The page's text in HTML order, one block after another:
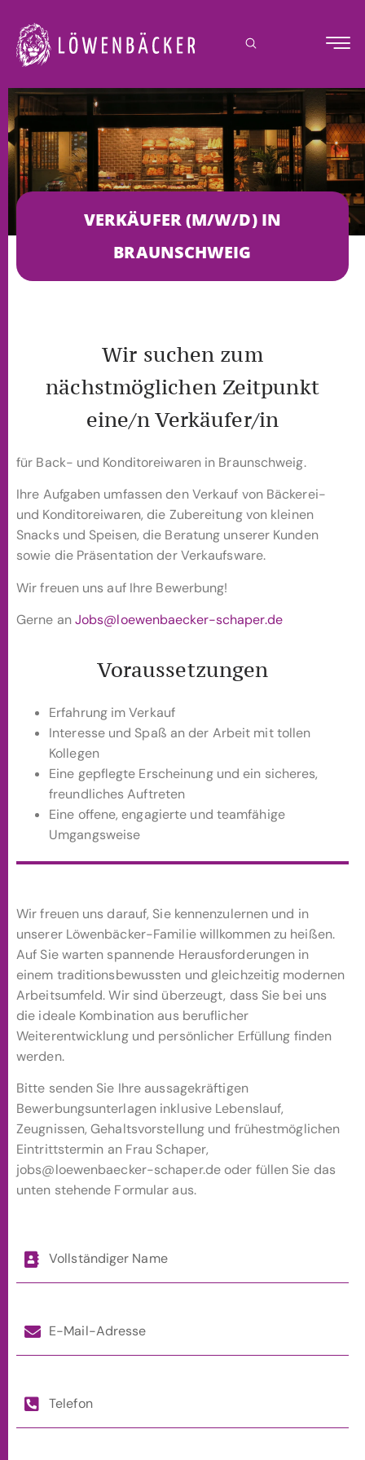
springen
VERKÄUFER (M/W/D) IN
BRAUNSCHWEIG
Wir suchen zum
nächstmöglichen Zeitpunkt
eine/n Verkäufer/in
für Back- und Konditoreiwaren in Braunschweig.
Ihre Aufgaben umfassen den Verkauf von Bäckerei-
und Konditoreiwaren, die Zubereitung von kleinen
Snacks und Speisen, die Beratung unserer Kunden
sowie die Präsentation der Verkaufsware.
Wir freuen uns auf Ihre Bewerbung!
Gerne anJobs@loewenbaecker-schaper.de
Voraussetzungen
Erfahrung im Verkauf
Interesse und Spaß an der Arbeit mit tollen
Kollegen
Eine gepflegte Erscheinung und ein sicheres,
freundliches Auftreten
Eine offene, engagierte und teamfähige
Umgangsweise
Wir freuen uns darauf, Sie kennenzulernen und in
unserer Löwenbäcker-Familie willkommen zu heißen.
Auf Sie warten spannende Herausforderungen in
einem traditionsbewussten und gleichzeitig modernen
Arbeitsumfeld. Wir sind überzeugt, dass Sie bei uns
die ideale Kombination aus beruflicher
Weiterentwicklung und persönlicher Erfüllung finden
werden.
Bitte senden Sie Ihre aussagekräftigen
Bewerbungsunterlagen inklusive Lebenslauf,
Zeugnissen, Gehaltsvorstellung und frühestmöglichen
Eintrittstermin an Frau Schaper,
jobs@loewenbaecker-schaper.de oder füllen Sie das
unten stehende Formular aus.